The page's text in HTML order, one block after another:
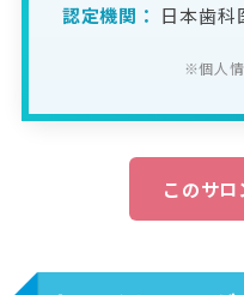
認定機関： 日本歯科
※個人
このサロ